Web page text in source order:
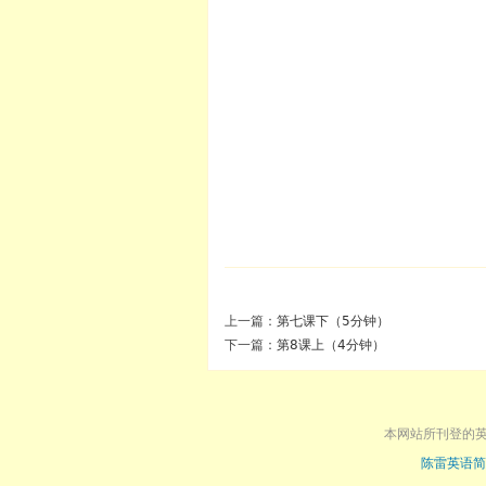
上一篇： 第七课下（5分钟）
下一篇： 第8课上（4分钟）
本网站所刊登的
陈雷英语